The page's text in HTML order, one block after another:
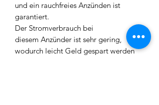
und ein rauchfreies Anzünden ist
garantiert.
Der Stromverbrauch bei
diesem Anzünder ist sehr gering,
wodurch leicht Geld gespart werden